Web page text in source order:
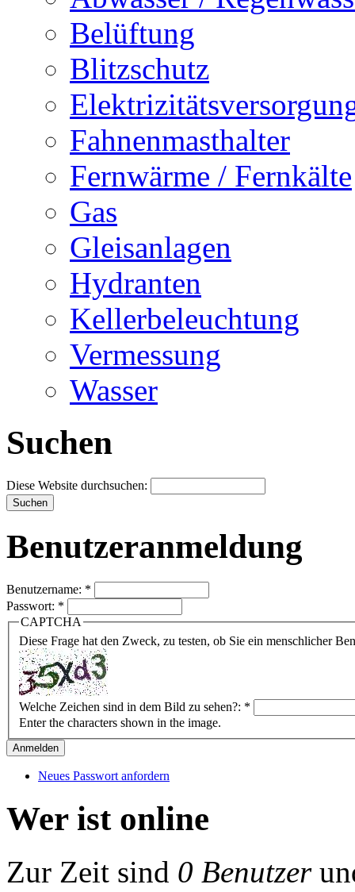
Belüftung
Blitzschutz
Fahnenmasthalter
Fernwärme / Fernkälte
Gas
Gleisanlagen
Hydranten
Kellerbeleuchtung
Vermessung
Wasser
Suchen
Diese Website durchsuchen:
Benutzeranmeldung
Benutzername: *
Passwort: *
CAPTCHA
Diese Frage hat den Zweck, zu testen, ob Sie ein menschlicher
Welche Zeichen sind in dem Bild zu sehen?: *
Enter the characters shown in the image.
Neues Passwort anfordern
Wer ist online
Zur Zeit sind 0 Benutzer